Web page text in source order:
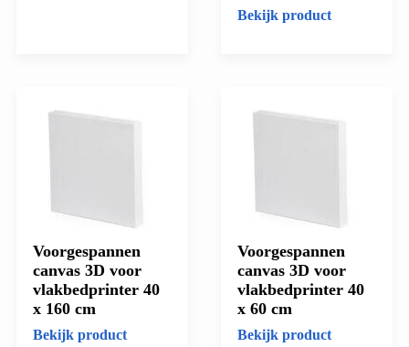
Bekijk product
Voorgespannen
canvas 3D voor
vlakbedprinter 40
x 160 cm
Bekijk product
Voorgespannen
canvas 3D voor
vlakbedprinter 40
x 60 cm
Bekijk product